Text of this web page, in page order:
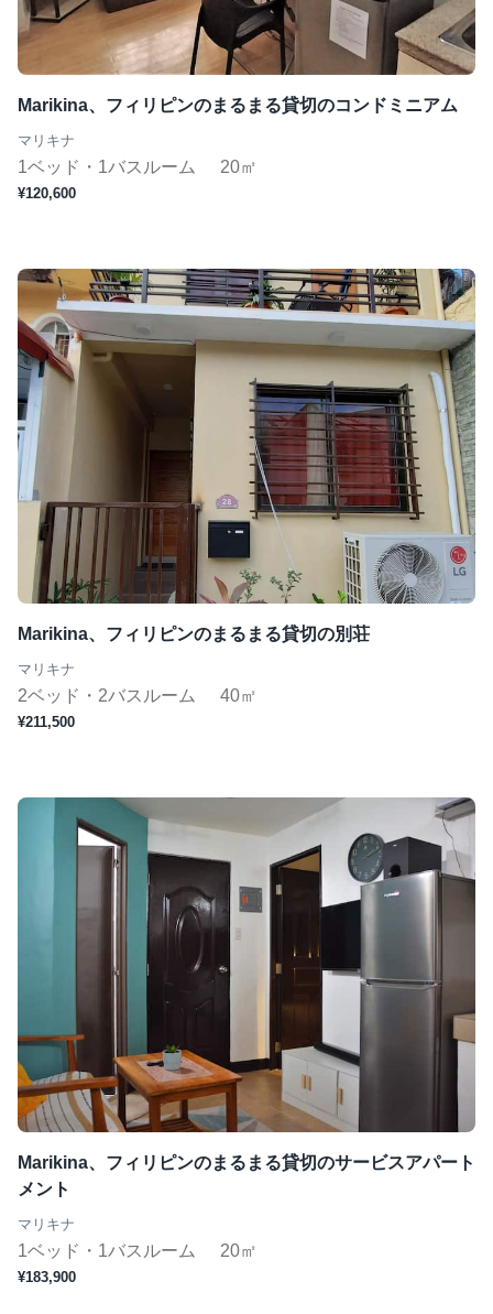
Marikina、フィリピンのまるまる貸切のコンドミニアム
マリキナ
1ベッド・1バスルーム 20㎡
¥120,600
Marikina、フィリピンのまるまる貸切の別荘
マリキナ
2ベッド・2バスルーム 40㎡
¥211,500
Marikina、フィリピンのまるまる貸切のサービスアパート
メント
マリキナ
1ベッド・1バスルーム 20㎡
¥183,900